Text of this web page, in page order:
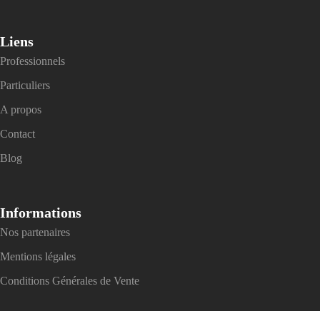
Liens
Professionnels
Particuliers
A propos
Contact
Blog
Informations
Nos partenaires
Mentions légales
Conditions Générales de Vente